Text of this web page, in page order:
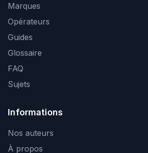
Marques
Opérateurs
Guides
Glossaire
FAQ
Sujets
Informations
Nos auteurs
À propos